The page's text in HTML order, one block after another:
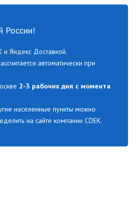
России!
и Яндекс Доставкой.
автоматически при
2-3 рабочих дня с момента
населенные пункты можно
на сайте компании CDEK.